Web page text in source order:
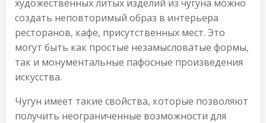
художественных литых изделий из чугуна можно
создать неповторимый образ в интерьера
ресторанов, кафе, присутственных мест. Это
могут быть как простые незамысловатые формы,
так и монументальные пафосные произведения
искусства.
Чугун имеет такие свойства, которые позволяют
получить неограниченные возможности для